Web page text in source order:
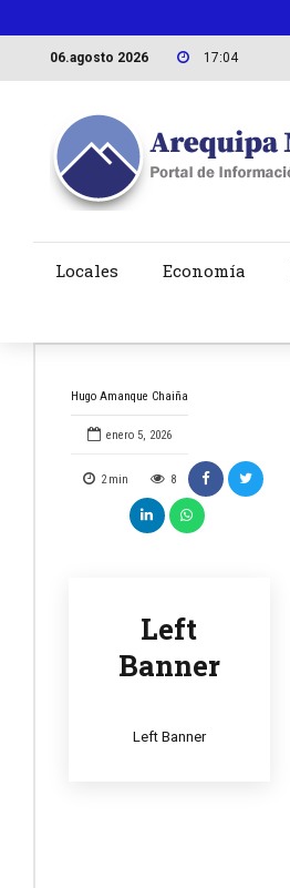
06.agosto 2026 17:04
Locales Economía
Hugo Amanque Chaiña
enero 5, 2026
2 min 8
Left
Banner
Left Banner